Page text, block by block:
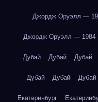
Джордж Оруэлл —
Джордж Оруэлл — 1984
Дубай Дубай Дубай
Дубай Дубай Дубай
Екатеринбург